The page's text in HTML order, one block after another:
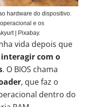
hardware do dispositivo.
e os
| Pixabay.
vida depois que
interagir com o
. O BIOS chama
, que faz o
dentro do